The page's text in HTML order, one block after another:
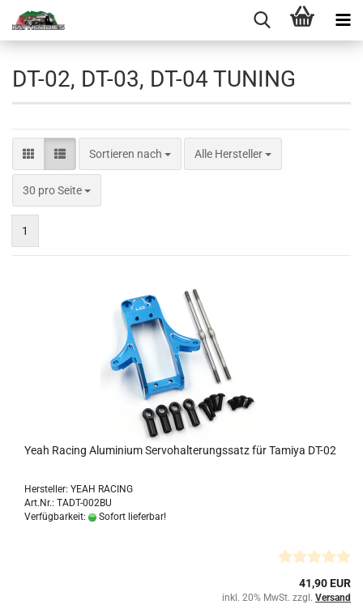
DT-02, DT-03, DT-04 TUNING
Sortieren nach
Sortieren nach Alle Hersteller
30 pro Seite
pro Seite
1
Yeah Racing Aluminium Servohalterungssatz für Tamiya DT-02
Hersteller: YEAH RACING
Art.Nr.: TADT-002BU
Verfügbarkeit:
Sofort lieferbar!
41,90 EUR
inkl. 20% MwSt. zzgl. Versand